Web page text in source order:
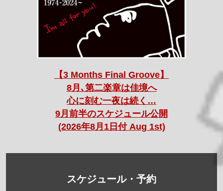
【3 Months Final Groove】
8月､第二楽章は佳境へ
心に刻む一夜は続く…
9月前半のスケジュール公開
(2026年8月1日付 Aug 1st)
スケジュール・予約